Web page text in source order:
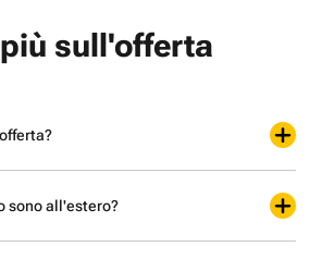
sull'offerta
sono all'estero?